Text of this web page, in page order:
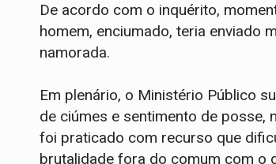
De acordo com o inquérito,
homem, enciumado, teria enviado
namorada.
Em plenário, o Ministério Público
de ciúmes e sentimento de posse,
foi praticado com recurso que
brutalidade fora do comum com o